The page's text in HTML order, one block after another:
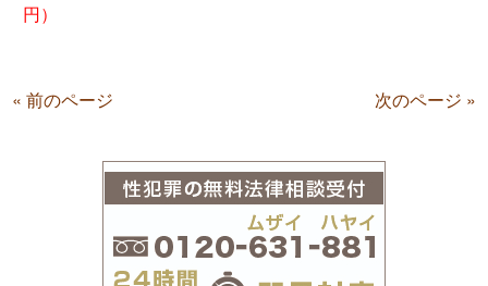
円）
« 前のページ 次のページ »